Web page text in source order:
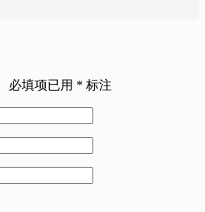
必填项已用 * 标注